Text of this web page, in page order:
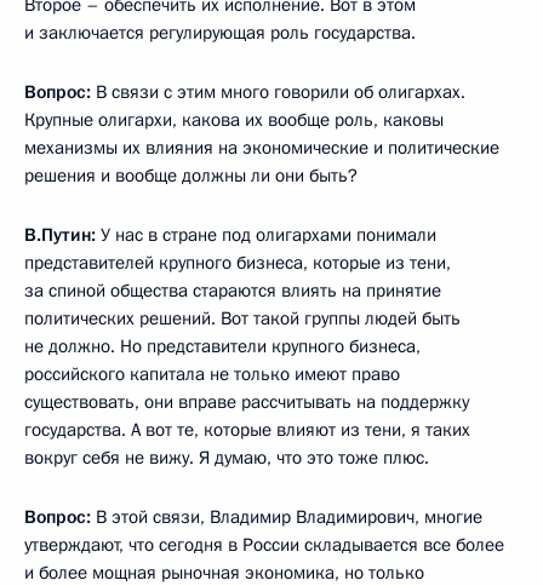
и заключается регулирующая роль государства.
Вопрос: В связи с этим много говорили об олигархах.
Крупные олигархи, какова их вообще роль, каковы
механизмы их влияния на экономические и политические
решения и вообще должны ли они быть?
В.Путин: У нас в стране под олигархами понимали
представителей крупного бизнеса, которые из тени,
за спиной общества стараются влиять на принятие
политических решений. Вот такой группы людей быть
не должно. Но представители крупного бизнеса,
российского капитала не только имеют право
существовать, они вправе рассчитывать на поддержку
государства. А вот те, которые влияют из тени, я таких
вокруг себя не вижу. Я думаю, что это тоже плюс.
Вопрос: В этой связи, Владимир Владимирович, многие
утверждают, что сегодня в России складывается все более
и более мощная рыночная экономика, но только